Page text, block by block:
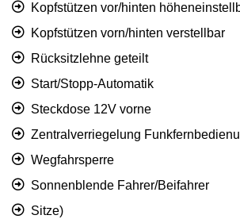
Kopfstützen vor/hinten
Kopfstützen vorn/hinten verstellbar
Rücksitzlehne geteilt
Start/Stopp-Automatik
Steckdose 12V vorne
Zentralverriegelung
Wegfahrsperre
Sonnenblende Fahrer/Beifahrer
Sitze)